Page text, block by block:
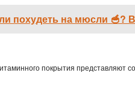
похудеть на мюсли 🥣?
покрытия представляют